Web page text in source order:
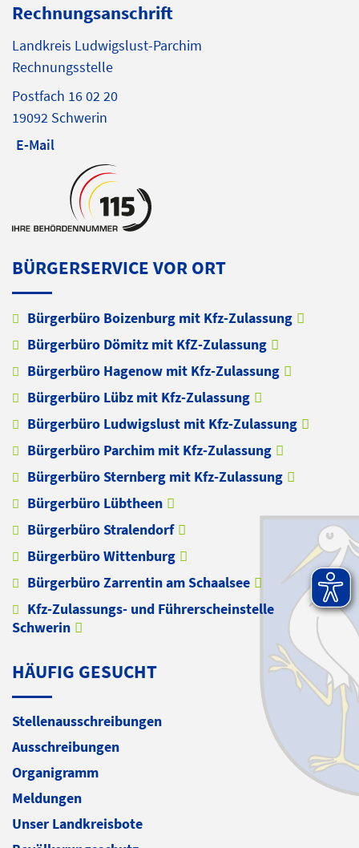
Rechnungsanschrift
Landkreis Ludwigslust-Parchim
Rechnungsstelle
Postfach 16 02 20
19092 Schwerin
E-Mail
BÜRGERSERVICE VOR ORT
Bürgerbüro Boizenburg mit Kfz-Zulassung
Bürgerbüro Dömitz mit KfZ-Zulassung
Bürgerbüro Hagenow mit Kfz-Zulassung
Bürgerbüro Lübz mit Kfz-Zulassung
Bürgerbüro Ludwigslust mit Kfz-Zulassung
Bürgerbüro Parchim mit Kfz-Zulassung
Bürgerbüro Sternberg mit Kfz-Zulassung
Bürgerbüro Lübtheen
Bürgerbüro Stralendorf
Bürgerbüro Wittenburg
Bürgerbüro Zarrentin am Schaalsee
Kfz-Zulassungs- und Führerscheinstelle
Schwerin
HÄUFIG GESUCHT
Stellenausschreibungen
Ausschreibungen
Organigramm
Meldungen
Unser Landkreisbote